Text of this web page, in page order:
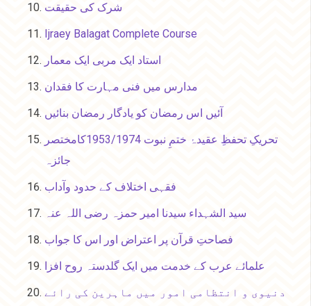
شرک کی حقیقت
Ijraey Balagat Complete Course
استاد ایک مربی ایک معمار
مدارس میں فنی مہارت کا فقدان
آئیں اس رمضان کو یادگار رمضان بنائیں
تحریکِ تحفظِ عقیدۂ ختمِ نبوت 1953/1974کامختصر
جائزہ
فقہی اختلاف کے حدود وآداب
سید الشہداء سیدنا امیر حمزہ رضی اللہ عنہ
فصاحتِ قرآن پر اعتراض اور اس کا جواب
علمائے عرب کے خدمت میں ایک گلدستہ روح افزا
دنیوی و انتظامی امور میں ماہرین کی رائے